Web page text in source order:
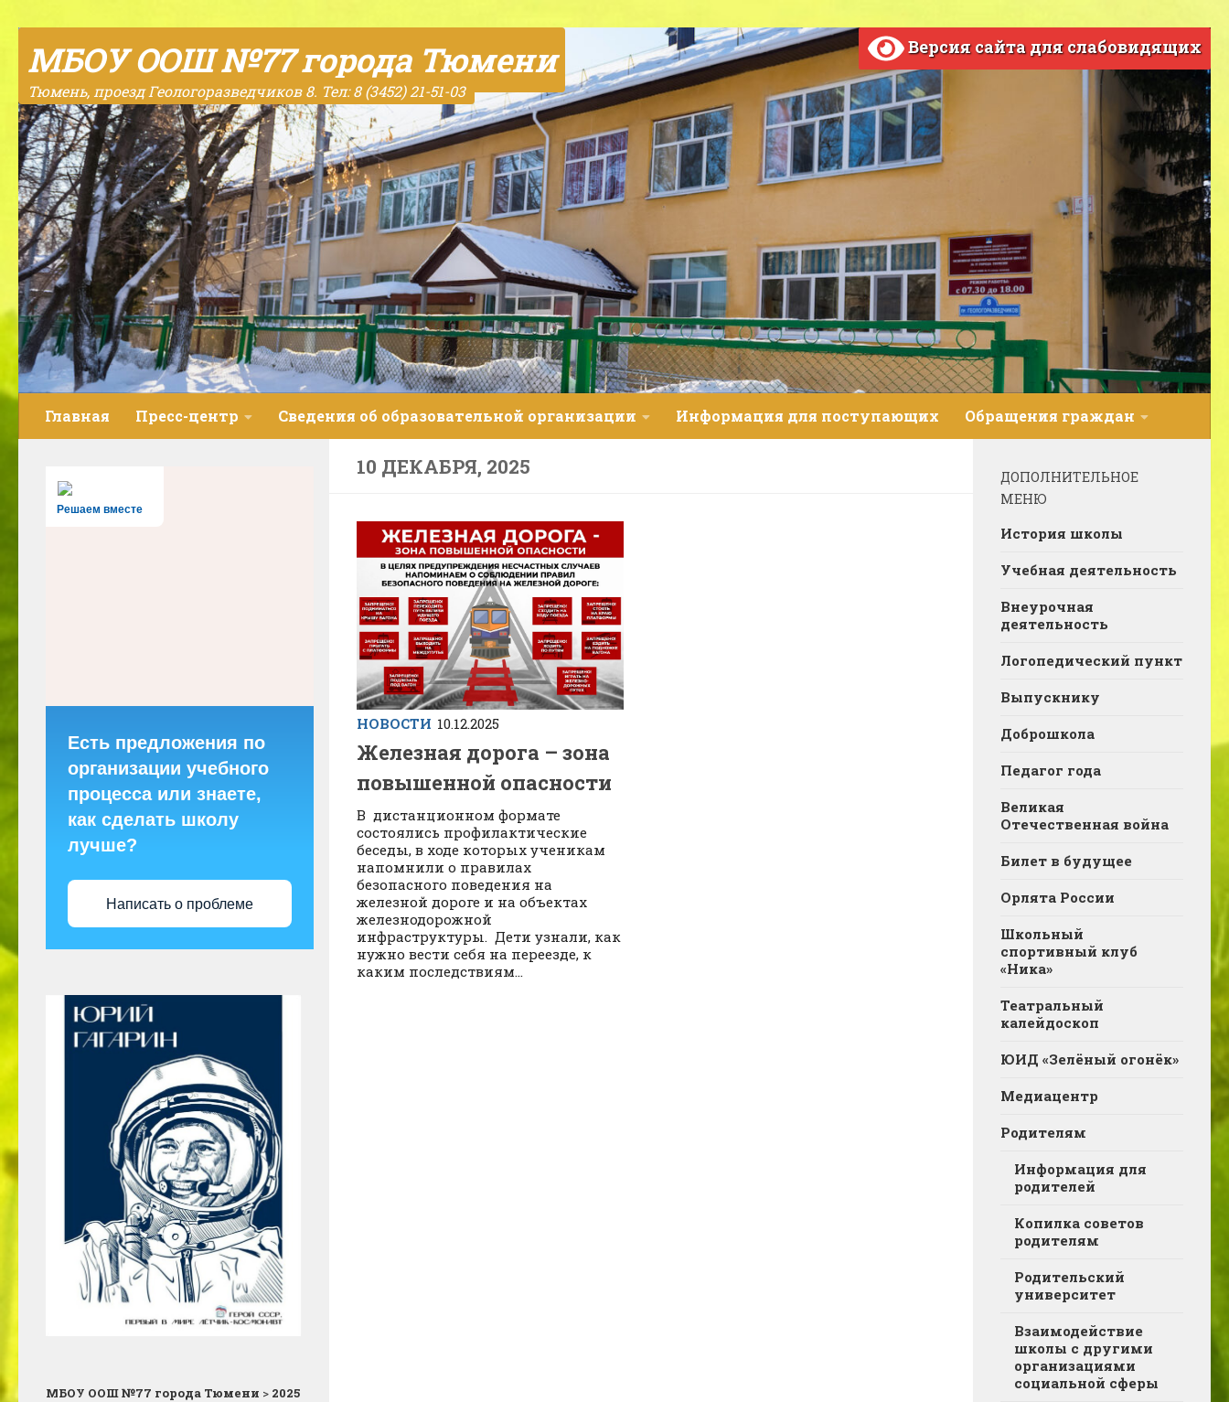
Skip to content
МБОУ ООШ №77 города Тюмени
Тюмень, проезд Геологоразведчиков 8. Тел: 8 (3452) 21-51-03
Версия сайта для слабовидящих
Главная Пресс-центр Сведения об образовательной организации Информация для поступающих Обращения граждан
10 ДЕКАБРЯ, 2025
НОВОСТИ 10.12.2025
Железная дорога – зона
повышенной опасности
В дистанционном формате
состоялись профилактические
беседы, в ходе которых ученикам
напомнили о правилах
безопасного поведения на
железной дороге и на объектах
железнодорожной
инфраструктуры. Дети узнали, как
нужно вести себя на переезде, к
каким последствиям...
Решаем вместе
Есть предложения по
организации учебного
процесса или знаете,
как сделать школу
лучше?
Написать о проблеме
МБОУ ООШ №77 города Тюмени > 2025
ДОПОЛНИТЕЛЬНОЕ
МЕНЮ
История школы
Учебная деятельность
Внеурочная
деятельность
Логопедический пункт
Выпускнику
Доброшкола
Педагог года
Великая
Отечественная война
Билет в будущее
Орлята России
Школьный
спортивный клуб
«Ника»
Театральный
калейдоскоп
ЮИД «Зелёный огонёк»
Медиацентр
Родителям
Информация для
родителей
Копилка советов
родителям
Родительский
университет
Взаимодействие
школы с другими
организациями
социальной сферы